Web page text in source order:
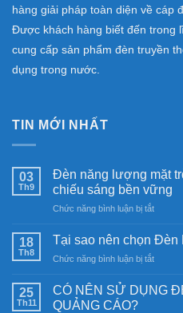
hàng giải pháp toàn diện về cáp
Được khách hàng biết đến trong
cung cấp sản phẩm đèn truyền
dụng trong nước.
TIN MỚI NHẤT
03
Th9
Đèn năng lượng mặt
chiếu sáng bền vững
Chức năng bình luận bị tắtở
năng
mặt
Khám
18
Th8
Tại sao nên chọn Đèn
Chức năng bình luận bị tắtở
sao
25
Th11
CÓ NÊN SỬ DỤNG
QUẢNG CÁO?